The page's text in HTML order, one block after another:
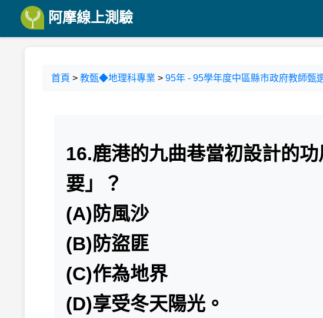
阿摩線上測驗
首頁 > 教甄◆地理科專業 > 95年 - 95學年度中區縣市政府教師甄
16.鹿港的九曲巷當初設計的
要」？
(A)防風沙
(B)防盜匪
(C)作為地界
(D)享受冬天陽光。